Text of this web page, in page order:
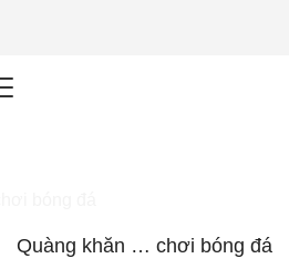
nhân trong
Quàng khăn … chơi bóng đá